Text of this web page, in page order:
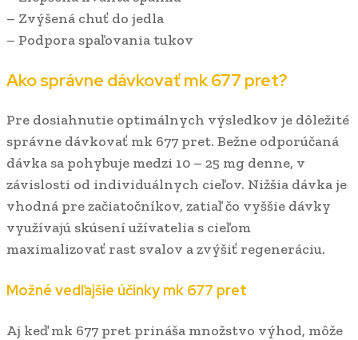
– Zvýšená chuť do jedla
– Podpora spaľovania tukov
Ako správne dávkovať mk 677 pret?
Pre dosiahnutie optimálnych výsledkov je dôležité
správne dávkovať mk 677 pret. Bežne odporúčaná
dávka sa pohybuje medzi 10 – 25 mg denne, v
závislosti od individuálnych cieľov. Nižšia dávka je
vhodná pre začiatočníkov, zatiaľ čo vyššie dávky
využívajú skúsení užívatelia s cieľom
maximalizovať rast svalov a zvýšiť regeneráciu.
Možné vedľajšie účinky mk 677 pret
Aj keď mk 677 pret prináša množstvo výhod, môže